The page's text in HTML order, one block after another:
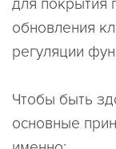
для покрытия
обновления
регуляции
Чтобы быть
основные